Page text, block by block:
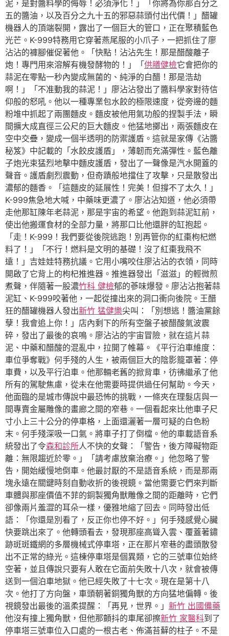
泥，是對醬料學的侮辱！必須淨化！」「你將為你那百分之
五的醬油，以及百分之九十五的邪惡蒜頭付出代價！」醋罐
機器人的頂端裂開，露出了一個巨大的管口，正在聚積藍色
光芒。K-999特務用它穿著燕尾服的小爪子，一把抓住了廖
沾沾的褲腳催促著他。「快點！沾沾先生！那是醋酸離子
炮！專門用來溶解有機發酵物的！」「供膳健檢它會把你的
蒜泥在零點一秒內變成無菌的、純淨的白醋！那是浩劫
啊！」「不准動我的蒜泥！」廖沾沾發出了醬料學家對待信
仰般的怒吼。他以一種專業包水餃的極限速度，從旁邊的麵
粉堆中抓起了兩團麵皮。麵皮被他用氣功般的捏製手法，瞬
間擴大成直徑三公尺的巨大麵皮。他猛地擲出，兩張麵皮在
空中交疊，變成一個半透明的防禦護盾。這就是家傳《沾醬
秘笈》中記載的「水餃皮護盾」，薄韌而充滿彈性。藍色離
子炮光束猛烈地擊中麵皮護盾，發出了一聲像是汽水開蓋的
聲音。護盾劇烈震動，但奇蹟般地擋住了攻擊，只是散發出
濃郁的麵香。「這麵皮的延展性！完美！但撐不了太久！」
K-999焦急地大喊，中藥味更濃了。廖沾沾知道，他必須帶
走他那缸陳年老蒜泥，那是宇宙的希望。他跑到蒜泥缸前，
使出他搬運食材的全部力量，將那口比他還胖的缸抱起。
「走！K-999！我們要從後院逃跑！別再管你的紅棗枸杞燃
料了！」「不行！燃料是文明的基礎！沒了紅棗我飛不
遠！」吉娃娃特務抗議。它用小嘴咬住廖沾沾的衣領，同時
開啟了它背上的枸杞推進器。推進器發出「滋滋」的輕微煎
煮聲，伴隨著一股濃竹科 健檢郁的蔘味爆發。廖沾沾抱著蒜
泥缸、K-999咬著他，一起從撞出來的洞口衝向後院。王醋
狂的醋罐機器人發出新竹 猛健樂尖叫：「別想逃！醬油黨餘
孽！我會追上你！」店內剩下的所有空盤子被醋酸氣波震
碎，發出了最後的哀鳴。廖沾沾的宇宙冒險，就在這片蒜
泥、中藥和醋酸的混亂中，拉開了帷幕。《平行泊車維度：
車位爭奪戰》何手殘的人生，被兩個巨大的陰影籠罩著：停
車費，以及平行泊車。他那輛老舊的掀背車，彷彿繼承了他
所有的駕駛焦慮，從未在他需要時提供過任何幫助。今天，
他面臨的是城市傳說中最恐怖的挑戰，一條夾在理髮店與一
間專賣金屬雕像的畫廊之間的窄巷。一個看起來比他車子尺
寸小上三十公分的停車格，上面還灑著一層可疑的白色粉
末。何手殘深吸一口氣。將車子打了倒檔。他的車載語音系
統發出了令森和診所人不快的女聲：「警告，後方障礙物距
離：無限趨近於零。」「請考慮放棄治療。」他忽略了警
告，開始緩慢地倒車。他最討厭的不是語音系統，而是那兩
塊永遠在關鍵時刻自動收折的後視鏡。當他需要它們來判斷
車體與那座價值不菲的銅製獨角獸雕像之間的距離時，它們
卻像兩片羞澀的耳朵一樣，優雅地縮了回去。同時發出低
語：「你還是別看了，反正你也停不好。」何手殘感覺心臟
快要跳出來了。他轉頭看去，發現那座高聳入雲、覆蓋著鏽
跡斑斑鐵網的多層機械式停車塔，正在那片窄巷的盡頭散發
出不正常的綠光。這棟停車塔是個異類，它的三號車位始終
空著，並且傳說只要有人敢在它面前失敗十八次，就會被傳
送到一個泊車地獄。他已經失敗了十七次。現在是第十八
次。他打了方向盤，車頭朝著銅獨角獸的方向猛地偏轉。後
視鏡發出最後的溫柔提醒：「再見，世界。」 新竹 出國備藥
他沒有撞上獨角獸，但他那顫抖的車尾卻擦新竹 家醫科到了
停車塔三號車位入口處的一根古老、佈滿苔蘚的柱子。不是